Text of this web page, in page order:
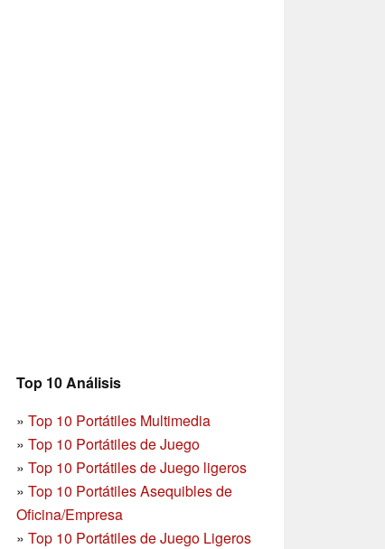
Top 10 Análisis
» Top 10 Portátiles Multimedia
» Top 10 Portátiles de Juego
» Top 10 Portátiles de Juego ligeros
» Top 10 Portátiles Asequibles de
Oficina/Empresa
» Top 10 Portátiles de Juego Ligeros